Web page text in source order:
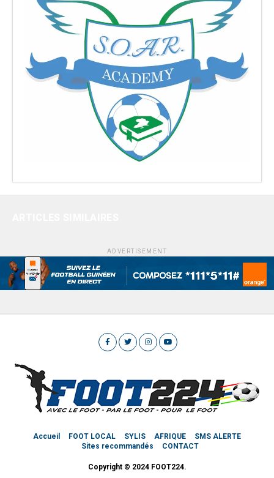
ADVERTISEMENT
Accueil FOOT LOCAL SYLIS AFRIQUE
SMS ALERTE
Sites recommandés
CONTACT
Copyright © 2024 FOOT224.